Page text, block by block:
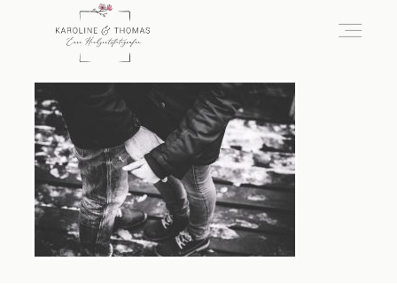
home
Hochzeit
das besondere Portrait